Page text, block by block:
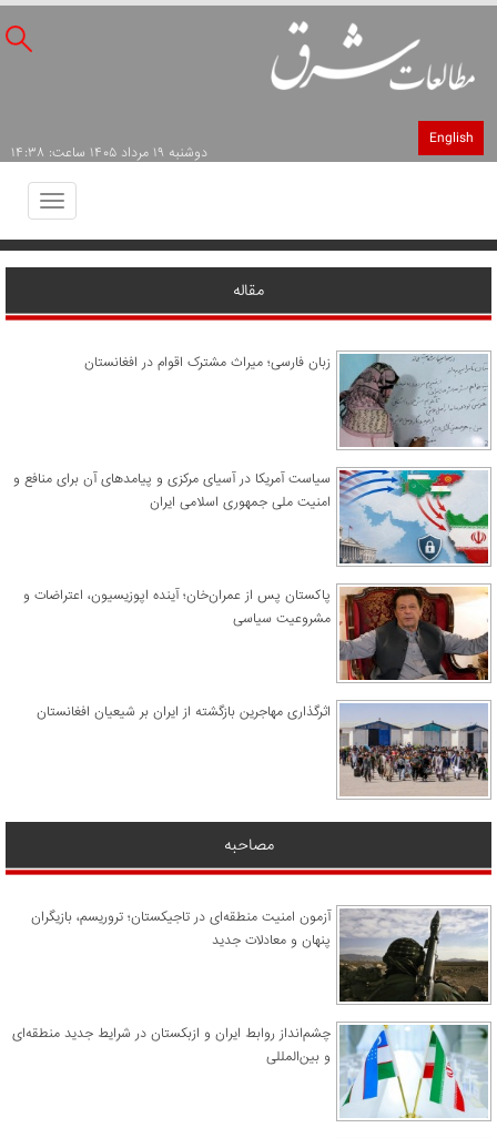
English
دوشنبه ۱۹ مرداد ۱۴۰۵ ساعت: ۱۴:۳۸
Toggle
مقاله
زبان فارسی؛ میراث مشترک اقوام در افغانستان
سیاست آمریکا در آسیای مرکزی و پیامدهای آن برای منافع و
امنیت ملی جمهوری اسلامی ایران
پاکستان پس از عمران‌خان؛ آینده اپوزیسیون، اعتراضات و
مشروعیت سیاسی
اثرگذاری مهاجرین بازگشته از ایران بر شیعیان افغانستان
مصاحبه
آزمون امنیت منطقه‌ای در تاجیکستان؛ تروریسم، بازیگران
پنهان و معادلات جدید
چشم‌انداز روابط ایران و ازبکستان در شرایط جدید منطقه‌ای
و بین‌المللی